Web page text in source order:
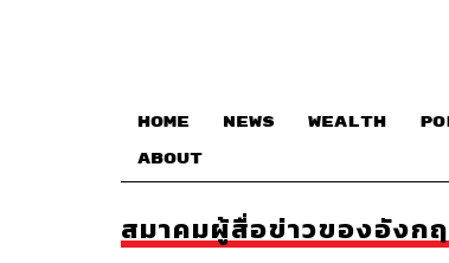
HOME NEWS WEALTH
ABOUT
สมาคมผู้สื่อข่าวของอังก